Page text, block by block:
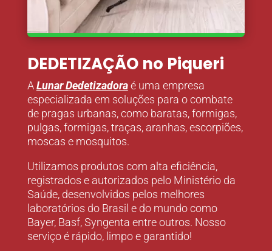
DEDETIZAÇÃO no Piqueri
ALunar Dedetizadoraé uma empresa
especializada em soluções para o combate
de pragas urbanas, como baratas, formigas,
pulgas, formigas, traças, aranhas, escorpiões,
moscas e mosquitos.
Utilizamos produtos com alta eficiência,
registrados e autorizados pelo Ministério da
Saúde, desenvolvidos pelos melhores
laboratórios do Brasil e do mundo como
Bayer, Basf, Syngenta entre outros. Nosso
serviço é rápido, limpo e garantido!